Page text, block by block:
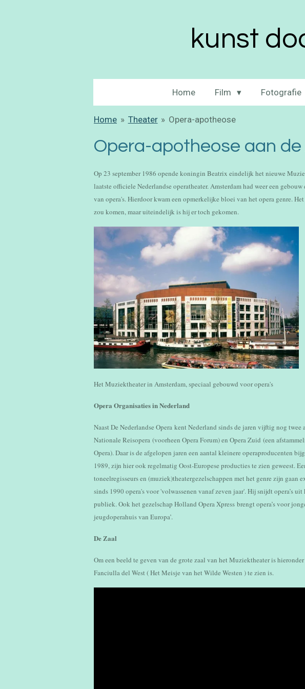
kunst
Home Film Fotografie
Home » Theater » Opera-apotheose
Opera-apotheose aan
Op 23 september 1986 opende koningin Beatrix eindelijk het nieuwe
laatste officiele Nederlandse operatheater. Amsterdam had weer een
van opera's. Hierdoor kwam een opmerkelijke bloei van het opera genre.
zou komen, maar uiteindelijk is hij er toch gekomen.
Het Muziektheater in Amsterdam, speciaal gebouwd voor opera's
Opera Organisaties in Nederland
Naast De Nederlandse Opera kent Nederland sinds de jaren vijftig nog twee
Nationale Reisopera (voorheen Opera Forum) en Opera Zuid (een
Opera). Daar is de afgelopen jaren een aantal kleinere operaproducenten
1989, zijn hier ook regelmatig Oost-Europese producties te zien geweest.
toneelregisseurs en (muziek)theatergezelschappen met het genre zijn gaan
sinds 1990 opera's voor 'volwassenen vanaf zeven jaar'. Hij snijdt opera’s
publiek. Ook het gezelschap Holland Opera Xpress brengt opera’s voor
jeugdoperahuis van Europa’.
De Zaal
Om een beeld te geven van de grote zaal van het Muziektheater is
Fanciulla del West ( Het Meisje van het Wilde Westen ) te zien is.